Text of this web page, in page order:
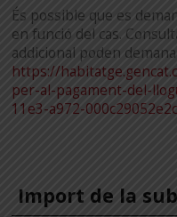
És possible que es
en funció del cas.
addicional poden
https://
per-al-pagament-del-
11e3-a972-
Import de la